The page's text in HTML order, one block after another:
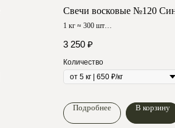
Свечи восковые №120
1 кг ≈ 300 шт
3 250 ₽
Количество
Подробнее В корзину